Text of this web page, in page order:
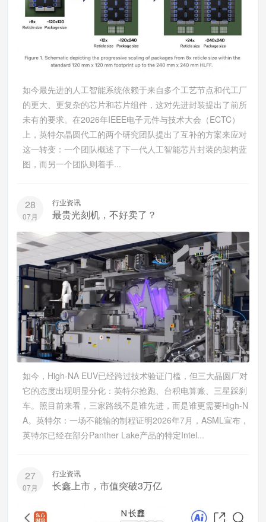
如今最先进的人工智能系统依赖于来自多个工艺节点和代工厂
的更大、更复杂的芯片和芯片组件，这对先进封装提出了前所
未有的要求。在2026年IEEE电子元件与技术大会（ECTC）
上，英特尔晶圆代工的两个研究团队提出了互补的方案来应对
这一转变：一个团队概述了下一代人工智能芯片封装的架构蓝
图，而另一个团队则着手...
28
07月
行业资讯
最贵光刻机，不好卖了？
如今，High-NA EUV已经跨过技术验证门槛，但三大晶圆厂对
它的态度出现明显分化：英特尔抢跑、台积电算账、三星踩刹
车。照目前来看，三家路线不是谁先进，而是谁更需要High-N
A。英特尔：一场不能输的制程证明2026年7月，ASML宣布，
英特尔已经在部分Panther Lake产品的特定Intel...
27
07月
行业资讯
长鑫上市，市值突破3万亿